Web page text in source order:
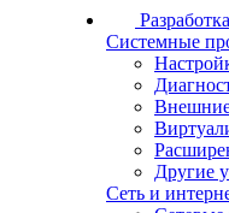
Системные
Внешние
Другие
Сеть и